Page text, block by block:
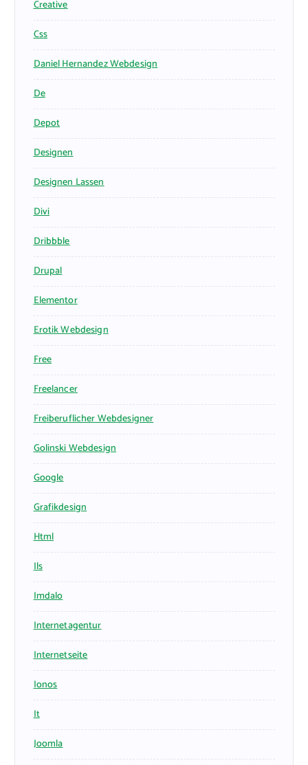
Creative
Css
Daniel Hernandez Webdesign
De
Depot
Designen
Designen Lassen
Divi
Dribbble
Drupal
Elementor
Erotik Webdesign
Free
Freelancer
Freiberuflicher Webdesigner
Golinski Webdesign
Google
Grafikdesign
Html
Ils
Imdalo
Internetagentur
Internetseite
Ionos
It
Joomla